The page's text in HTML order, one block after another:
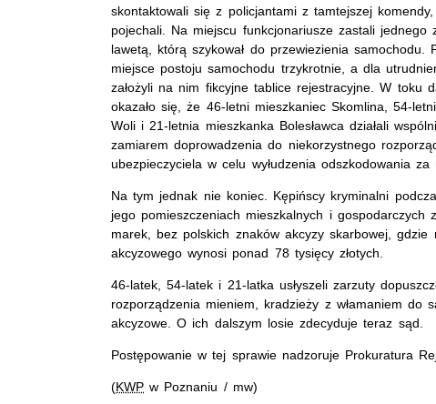
skontaktowali się z policjantami z tamtejszej komendy,
pojechali. Na miejscu funkcjonariusze zastali jednego
lawetą, którą szykował do przewiezienia samochodu.
miejsce postoju samochodu trzykrotnie, a dla
założyli na nim fikcyjne tablice rejestracyjne. W toku
okazało się, że 46-letni mieszkaniec Skomlina, 54-
Woli i 21-letnia mieszkanka Bolesławca działali
zamiarem doprowadzenia do niekorzystnego
ubezpieczyciela w celu wyłudzenia odszkodowania
Na tym jednak nie koniec. Kępińscy kryminalni
jego pomieszczeniach mieszkalnych i gospodarczych
marek, bez polskich znaków akcyzy skarbowej,
akcyzowego wynosi ponad 78 tysięcy złotych.
46-latek, 54-latek i 21-latka usłyszeli zarzuty
rozporządzenia mieniem, kradzieży z włamaniem do
akcyzowe. O ich dalszym losie zdecyduje teraz sąd.
Postępowanie w tej sprawie nadzoruje Prokuratura
(KWP w Poznaniu / mw)